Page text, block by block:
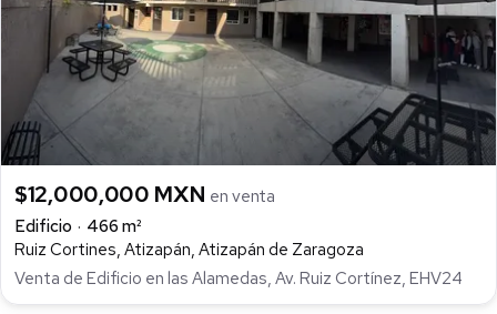
$12,000,000 MXN en venta
Edificio
466 m²
Ruiz Cortines, Atizapán, Atizapán de Zaragoza
Venta de Edificio en las Alamedas, Av. Ruiz Cortínez, EHV24